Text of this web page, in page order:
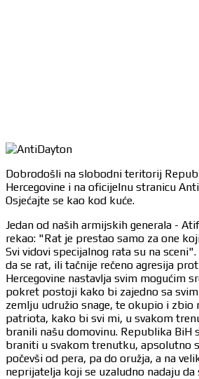
Dobrodošli na slobodni teritorij
Hercegovine i na oficijelnu stranicu
Osjećajte se kao kod kuće.
Jedan od naših armijskih generala -
rekao: "Rat je prestao samo za one
Svi vidovi specijalnog rata su na
da se rat, ili tačnije rečeno agresija
Hercegovine nastavlja svim mogućim
pokret postoji kako bi zajedno sa
zemlju udružio snage, te okupio i zbio
patriota, kako bi svi mi, u svakom
branili našu domovinu. Republika BiH
braniti u svakom trenutku, apsolutno
počevši od pera, pa do oružja, a na
neprijatelja koji se uzaludno nadaju da